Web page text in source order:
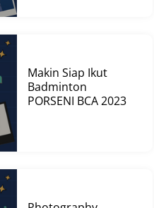
Makin Siap Ikut
Badminton
PORSENI BCA 2023